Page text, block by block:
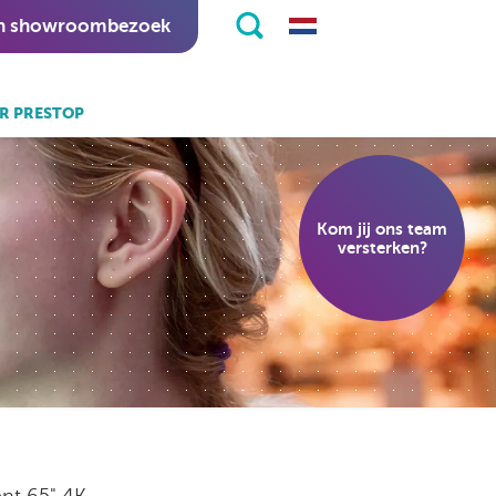
showroombezoek
ook:
software.
software.
PRESTOP
Kom jij ons team
versterken?